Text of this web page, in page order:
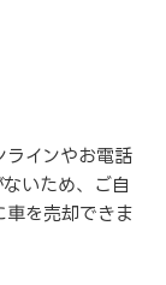
ラインやお電話
いため、ご自
車を売却できま